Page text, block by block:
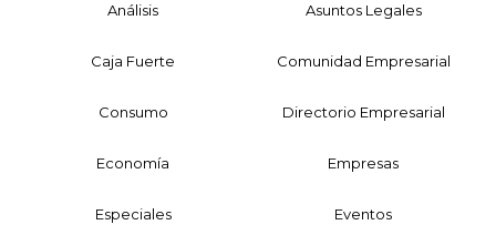
Análisis Asuntos Legales
Caja Fuerte Comunidad Empresarial
Consumo Directorio Empresarial
Economía Empresas
Especiales Eventos